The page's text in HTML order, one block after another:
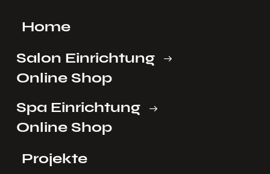
Home
Salon Einrichtung
Online Shop
Spa Einrichtung
Online Shop
Projekte